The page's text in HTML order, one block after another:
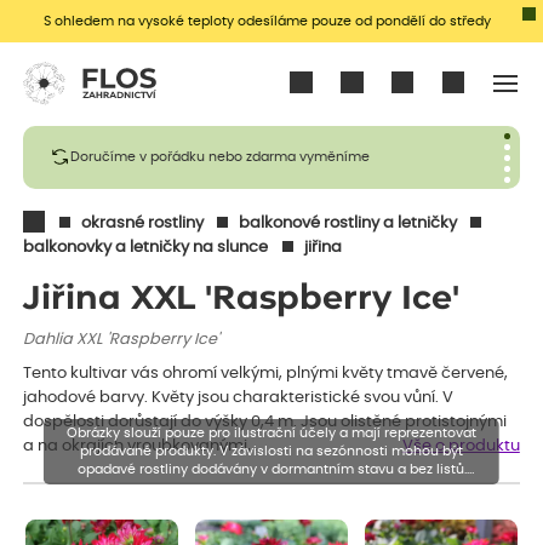
S ohledem na vysoké teploty odesíláme pouze od pondělí do středy
Doručíme v pořádku nebo zdarma vyměníme
okrasné rostliny
balkonové rostliny a letničky
balkonovky a letničky na slunce
jiřina
Jiřina XXL 'Raspberry Ice'
Dahlia XXL 'Raspberry Ice'
Tento kultivar vás ohromí velkými, plnými květy tmavě červené,
jahodové barvy. Květy jsou charakteristické svou vůní. V
dospělosti dorůstají do výšky 0,4 m. Jsou olistěné protistojnými
a na okrajích vroubkovanými,…
Vše o produktu
Obrázky slouží pouze pro ilustrační účely a mají reprezentovat
prodávané produkty. V závislosti na sezónnosti mohou být
opadavé rostliny dodávány v dormantním stavu a bez listů.
Rostliny mohou být také sestřiženy níže, než je uvedená výška,